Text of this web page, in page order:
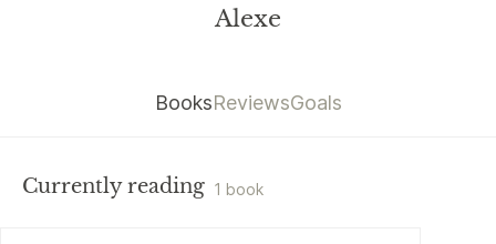
Alexe
BooksReviewsGoals
Currently reading 1 book